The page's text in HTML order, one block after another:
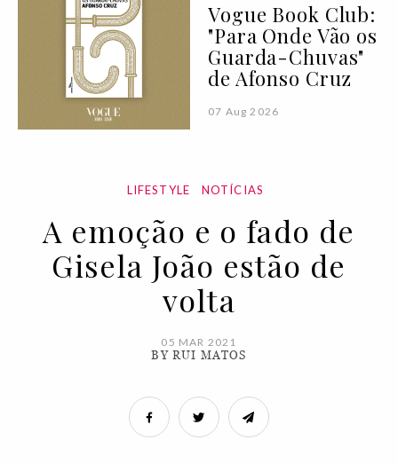
Vogue Book Club:
"Para Onde Vão os
Guarda-Chuvas"
de Afonso Cruz
07 Aug 2026
LIFESTYLE NOTÍCIAS
A emoção e o fado de
Gisela João estão de
volta
05 MAR 2021
BY RUI MATOS